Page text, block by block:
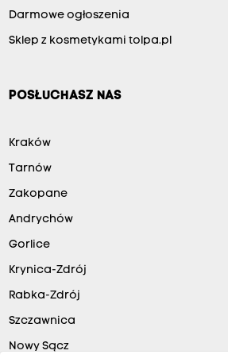
Darmowe ogłoszenia
Sklep z kosmetykami tolpa.pl
POSŁUCHASZ NAS
Kraków
Tarnów
Zakopane
Andrychów
Gorlice
Krynica-Zdrój
Rabka-Zdrój
Szczawnica
Nowy Sącz